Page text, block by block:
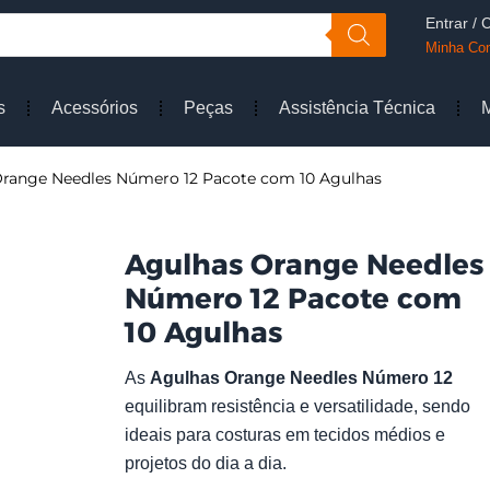
Entrar /
Minha
Acessórios Peças Assistência Técnica
Needles Número 12 Pacote com 10 Agulhas
Agulhas Orange Needles
Número 12 Pacote com
10 Agulhas
As Agulhas Orange Needles Número 12
equilibram resistência e versatilidade, sendo
ideais para costuras em tecidos médios e
projetos do dia a dia.